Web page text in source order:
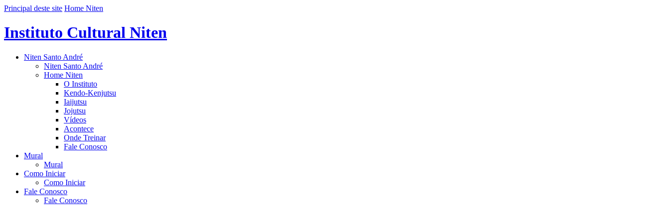
Principal deste site Home Niten
Instituto Cultural Niten
Niten Santo André
Niten Santo André
Home Niten
O Instituto
Kendo-Kenjutsu
Iaijutsu
Jojutsu
Vídeos
Acontece
Onde Treinar
Fale Conosco
Mural
Mural
Como Iniciar
Como Iniciar
Fale Conosco
Fale Conosco